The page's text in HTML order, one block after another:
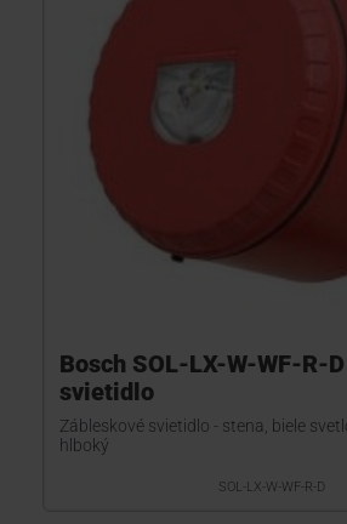
Bosch SOL-LX-W-WF-R-
svietidlo
Zábleskové svietidlo - stena, biele
hlboký
SOL-LX-W-WF-R-D